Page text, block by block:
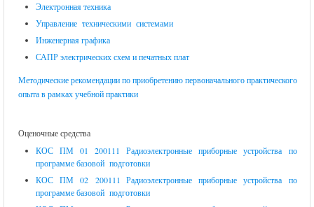
Электронная техника
Управление техническими системами
Инженерная графика
САПР электрических схем и печатных плат
Методические рекомендации по приобретению первоначального практического
опыта в рамках учебной практики
Оценочные средства
КОС ПМ 01 200111 Радиоэлектронные приборные устройства по
программе базовой подготовки
КОС ПМ 02 200111 Радиоэлектронные приборные устройства по
программе базовой подготовки